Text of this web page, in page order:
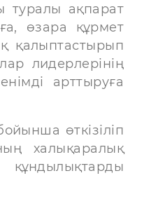
туралы ақпарат
өзара құрмет
қалыптастырып
лидерлерінің
арттыруға
өткізіліп
халықаралық